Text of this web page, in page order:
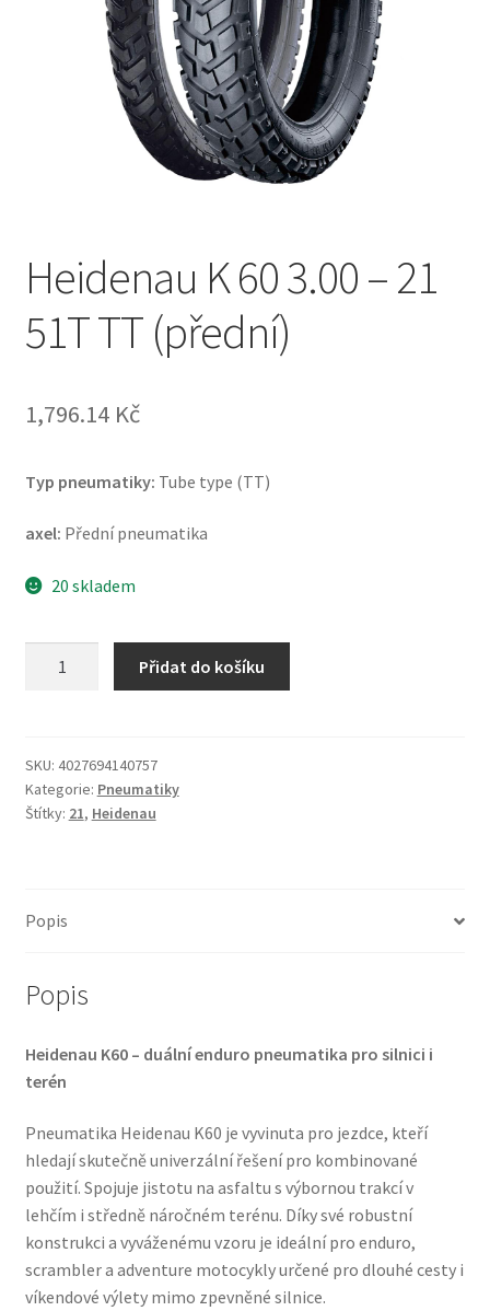
Heidenau K 60 3.00 – 21
51T TT (přední)
1,796.14 Kč
Typ pneumatiky: Tube type (TT)
axel: Přední pneumatika
20 skladem
-
21
51T
Přidat do košíku
SKU: 4027694140757
Kategorie: Pneumatiky
Štítky: 21, Heidenau
Popis
Popis
Heidenau K60 – duální enduro pneumatika pro silnici i
terén
Pneumatika Heidenau K60 je vyvinuta pro jezdce, kteří
hledají skutečně univerzální řešení pro kombinované
použití. Spojuje jistotu na asfaltu s výbornou trakcí v
lehčím i středně náročném terénu. Díky své robustní
konstrukci a vyváženému vzoru je ideální pro enduro,
scrambler a adventure motocykly určené pro dlouhé cesty i
víkendové výlety mimo zpevněné silnice.